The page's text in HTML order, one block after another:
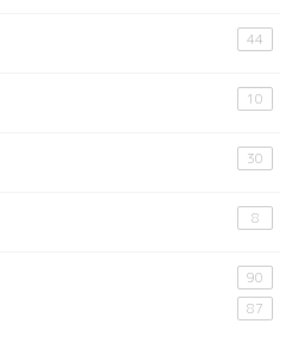
44
10
30
8
90
87